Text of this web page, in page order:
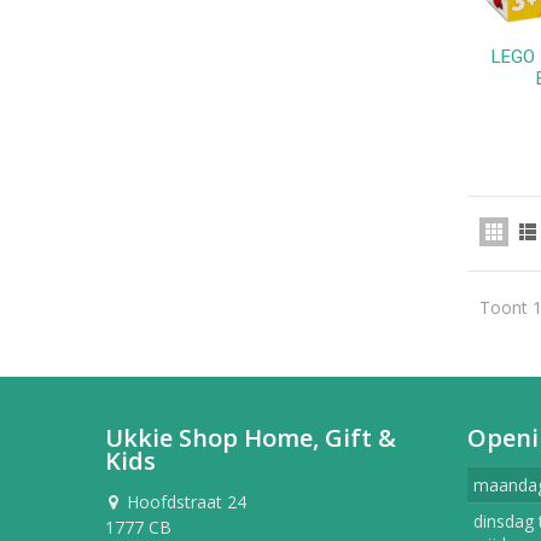
Toont
Ukkie Shop Home, Gift &
Kids
Hoofdstraat 24
1777 CB
dinsdag